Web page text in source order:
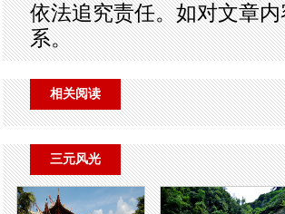
依法追究责任。如对文章
系。
相关阅读
三元风光